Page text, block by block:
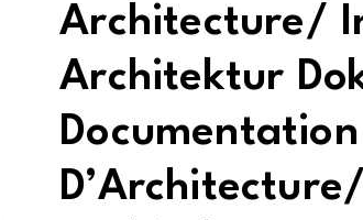
Architecture/
Architektur